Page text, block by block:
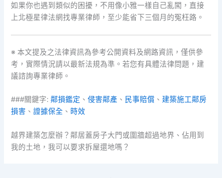
如果你也遇到類似的困擾，不用像小雅一樣自己亂闖，直接
上北極星律法網找專業律師，至少能省下三個月的冤枉路。
※ 本文提及之法律資訊為參考公開資料及網路資訊，僅供參
考，實際情況請以最新法規為準。若您有具體法律問題，建
議諮詢專業律師。
###關鍵字:鄰損鑑定 、侵害鄰產 、 民事賠償 、 建築施工鄰房
損害 、證據保全 、 時效
越界建築怎麼辦？鄰居蓋房子大門或圍牆超過地界、佔用到
我的土地，我可以要求拆屋還地嗎？